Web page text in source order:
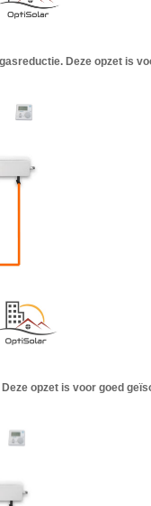
Deze opzet is
opzet is voor goed